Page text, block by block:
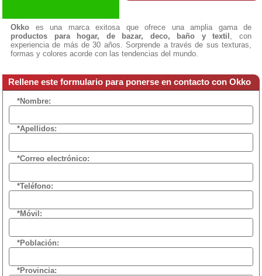
Okko es una marca exitosa que ofrece una amplia gama de
productos para hogar, de bazar, deco, baño y textil , con
experiencia de más de 30 años. Sorprende a través de sus texturas,
formas y colores acorde con las tendencias del mundo.
Rellene este formulario para ponerse en contacto con Okko
*Nombre:
*Apellidos:
*Correo electrónico:
*Teléfono:
*Móvil:
*Población:
*Provincia: